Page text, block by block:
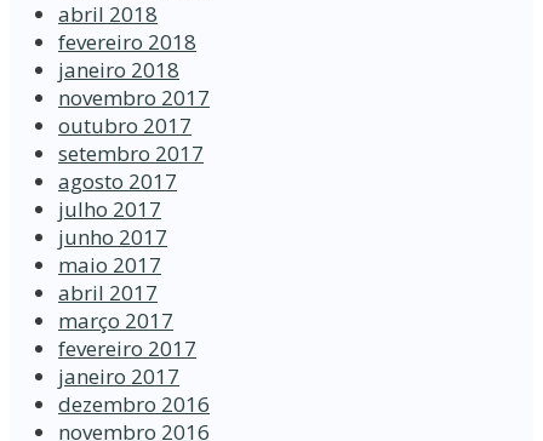
abril 2018
fevereiro 2018
janeiro 2018
novembro 2017
outubro 2017
setembro 2017
agosto 2017
julho 2017
junho 2017
maio 2017
abril 2017
março 2017
fevereiro 2017
janeiro 2017
dezembro 2016
novembro 2016